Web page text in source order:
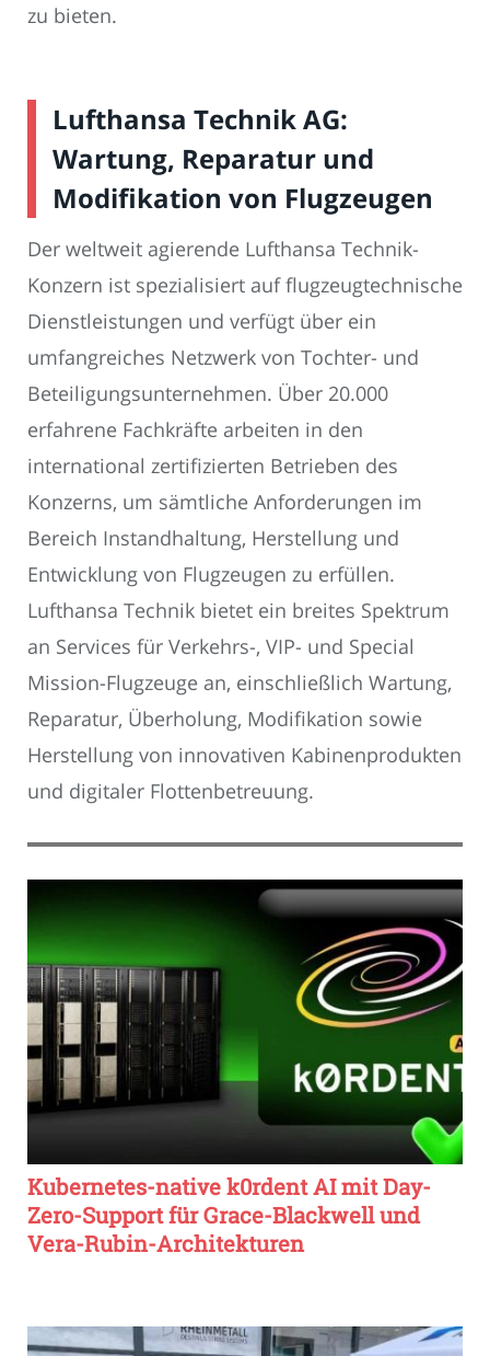
zu bieten.
Lufthansa Technik AG:
Wartung, Reparatur und
Modifikation von Flugzeugen
Der weltweit agierende Lufthansa Technik-
Konzern ist spezialisiert auf flugzeugtechnische
Dienstleistungen und verfügt über ein
umfangreiches Netzwerk von Tochter- und
Beteiligungsunternehmen. Über 20.000
erfahrene Fachkräfte arbeiten in den
international zertifizierten Betrieben des
Konzerns, um sämtliche Anforderungen im
Bereich Instandhaltung, Herstellung und
Entwicklung von Flugzeugen zu erfüllen.
Lufthansa Technik bietet ein breites Spektrum
an Services für Verkehrs-, VIP- und Special
Mission-Flugzeuge an, einschließlich Wartung,
Reparatur, Überholung, Modifikation sowie
Herstellung von innovativen Kabinenprodukten
und digitaler Flottenbetreuung.
Kubernetes-native k0rdent AI mit Day-
Zero-Support für Grace-Blackwell und
Vera-Rubin-Architekturen